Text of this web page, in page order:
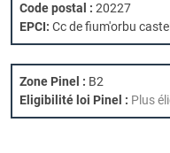
Code postal : 20227
EPCI: Cc de fium'orbu
Zone Pinel : B2
Eligibilité loi Pinel : Plus